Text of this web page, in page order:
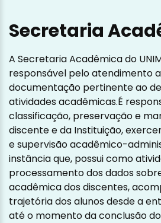
Secretaria
A Secretaria Acadêmica do
responsável pelo atendimento
documentação pertinente ao
atividades acadêmicas.É
classificação, preservação e
discente e da Instituição,
e supervisão acadêmico-
instância que, possui como
processamento dos dados
acadêmica dos discentes,
trajetória dos alunos desde a
até o momento da conclusão